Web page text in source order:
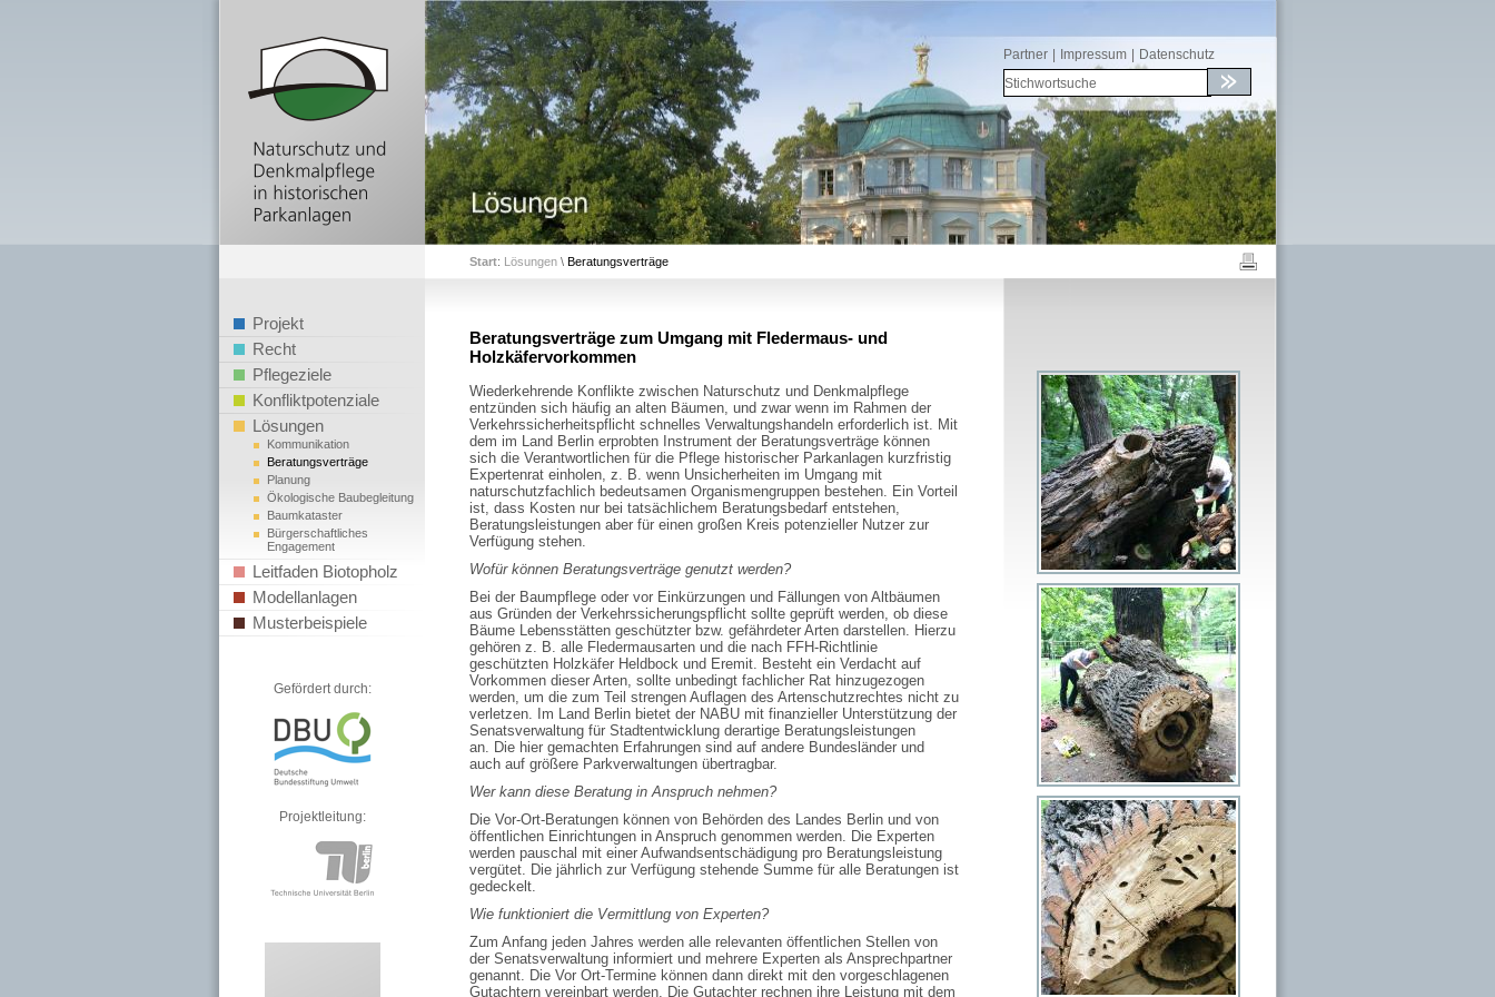
Partner Impressum Datenschutz
Start: Lösungen \ Beratungsverträge
Projekt
Recht
Pflegeziele
Konfliktpotenziale
Lösungen
Kommunikation
Beratungsverträge
Planung
Ökologische Baubegleitung
Baumkataster
Bürgerschaftliches
Engagement
Leitfaden Biotopholz
Modellanlagen
Musterbeispiele
Gefördert durch:
Projektleitung:
Beratungsverträge zum Umgang mit Fledermaus- und
Holzkäfervorkommen
Wiederkehrende Konflikte zwischen Naturschutz und Denkmalpflege
entzünden sich häufig an alten Bäumen, und zwar wenn im Rahmen der
Verkehrssicherheitspflicht schnelles Verwaltungshandeln erforderlich ist. Mit
dem im Land Berlin erprobten Instrument der Beratungsverträge können
sich die Verantwortlichen für die Pflege historischer Parkanlagen kurzfristig
Expertenrat einholen, z. B. wenn Unsicherheiten im Umgang mit
naturschutzfachlich bedeutsamen Organismengruppen bestehen. Ein Vorteil
ist, dass Kosten nur bei tatsächlichem Beratungsbedarf entstehen,
Beratungsleistungen aber für einen großen Kreis potenzieller Nutzer zur
Verfügung stehen.
Wofür können Beratungsverträge genutzt werden?
Bei der Baumpflege oder vor Einkürzungen und Fällungen von Altbäumen
aus Gründen der Verkehrssicherungspflicht sollte geprüft werden, ob diese
Bäume Lebensstätten geschützter bzw. gefährdeter Arten darstellen. Hierzu
gehören z. B. alle Fledermausarten und die nach FFH-Richtlinie
geschützten Holzkäfer Heldbock und Eremit. Besteht ein Verdacht auf
Vorkommen dieser Arten, sollte unbedingt fachlicher Rat hinzugezogen
werden, um die zum Teil strengen Auflagen des Artenschutzrechtes nicht zu
verletzen. Im Land Berlin bietet der NABU mit finanzieller Unterstützung der
Senatsverwaltung für Stadtentwicklung derartige Beratungsleistungen
an. Die hier gemachten Erfahrungen sind auf andere Bundesländer und
auch auf größere Parkverwaltungen übertragbar.
Wer kann diese Beratung in Anspruch nehmen?
Die Vor-Ort-Beratungen können von Behörden des Landes Berlin und von
öffentlichen Einrichtungen in Anspruch genommen werden. Die Experten
werden pauschal mit einer Aufwandsentschädigung pro Beratungsleistung
vergütet. Die jährlich zur Verfügung stehende Summe für alle Beratungen ist
gedeckelt.
Wie funktioniert die Vermittlung von Experten?
Zum Anfang jeden Jahres werden alle relevanten öffentlichen Stellen von
der Senatsverwaltung informiert und mehrere Experten als Ansprechpartner
genannt. Die Vor Ort-Termine können dann direkt mit den vorgeschlagenen
Gutachtern vereinbart werden. Die Gutachter rechnen ihre Leistung mit dem